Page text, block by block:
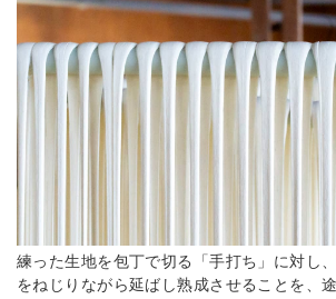
練った生地を包丁で切る「手打ち」に対し
をねじりながら延ばし熟成させることを、